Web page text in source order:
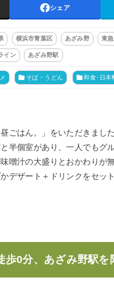
シェア
横浜市青葉区 あざみ野 東
イン あざみ野駅
そば・うどん 和食･日本
ごはん。」をいただきまし
半個室があり、一人でもグ
噌汁の大盛りとおかわりが
デザート＋ドリンクをセッ
歩0分、あざみ野駅